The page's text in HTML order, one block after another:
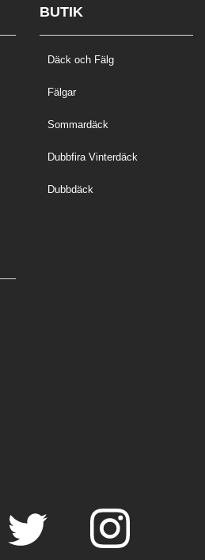
BUTIK
Däck och Fälg
Fälgar
Sommardäck
Dubbfira Vinterdäck
Dubbdäck